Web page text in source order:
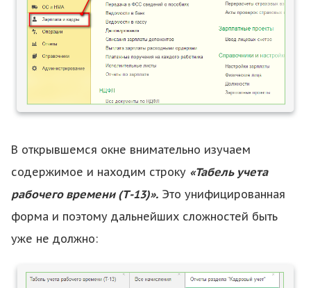
В открывшемся окне внимательно изучаем
содержимое и находим строку «Табель учета
рабочего времени (Т-13)». Это унифицированная
форма и поэтому дальнейших сложностей быть
уже не должно: